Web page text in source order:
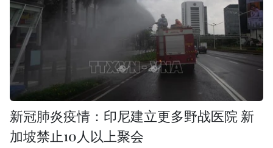
新冠肺炎疫情：印尼建立更多野战医院 新
加坡禁止10人以上聚会